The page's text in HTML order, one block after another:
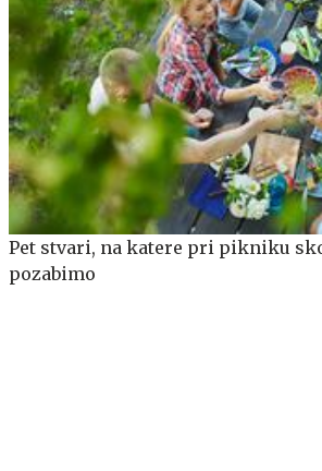
Pet stvari, na katere pri pikniku
pozabimo